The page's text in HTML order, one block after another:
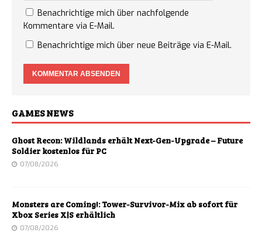
Benachrichtige mich über nachfolgende
Kommentare via E-Mail.
Benachrichtige mich über neue Beiträge via E-Mail.
GAMES NEWS
Ghost Recon: Wildlands erhält Next-Gen-Upgrade – Future
Soldier kostenlos für PC
07/08/2026
Monsters are Coming!: Tower-Survivor-Mix ab sofort für
Xbox Series X|S erhältlich
07/08/2026